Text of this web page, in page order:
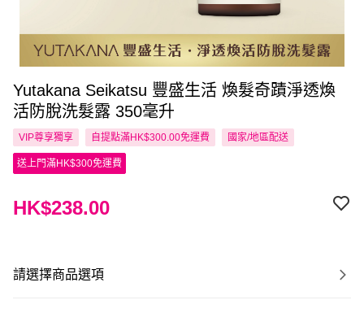
Yutakana Seikatsu 豐盛生活 煥髮奇蹟淨透煥
活防脫洗髮露 350毫升
VIP尊享獨享 自提點滿HK$300.00免運費 國家/地區配送
送上門滿HK$300免運費
HK$238.00
請選擇商品選項